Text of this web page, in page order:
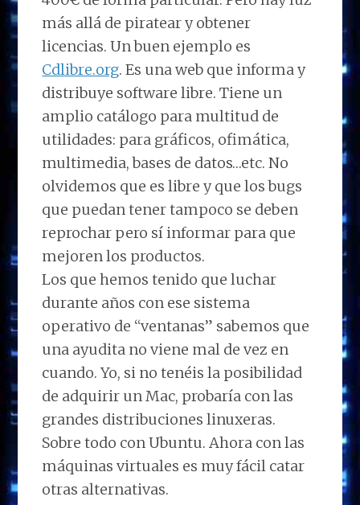
más allá de piratear y obtener
licencias. Un buen ejemplo es
Cdlibre.org. Es una web que informa y
distribuye software libre. Tiene un
amplio catálogo para multitud de
utilidades: para gráficos, ofimática,
multimedia, bases de datos…etc. No
olvidemos que es libre y que los bugs
que puedan tener tampoco se deben
reprochar pero sí informar para que
mejoren los productos.
Los que hemos tenido que luchar
durante años con ese sistema
operativo de “ventanas” sabemos que
una ayudita no viene mal de vez en
cuando. Yo, si no tenéis la posibilidad
de adquirir un Mac, probaría con las
grandes distribuciones linuxeras.
Sobre todo con Ubuntu. Ahora con las
máquinas virtuales es muy fácil catar
otras alternativas.